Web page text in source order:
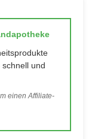
und
einen Affiliate-